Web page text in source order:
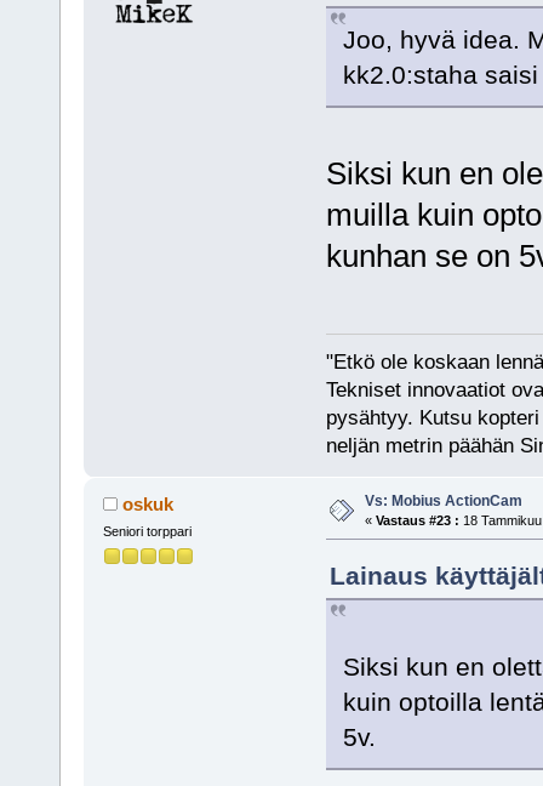
Joo, hyvä idea.
kk2.0:staha
Siksi kun en
muilla kuin
kunhan se on
"Etkö ole koskaan
Tekniset innovaatiot
pysähtyy. Kutsu
neljän metrin päähän
oskuk
Seniori torppari
Vs: Mobius ActionCam
« Vastaus #23 : 18
Lainaus
Siksi kun en
kuin optoilla
5v.